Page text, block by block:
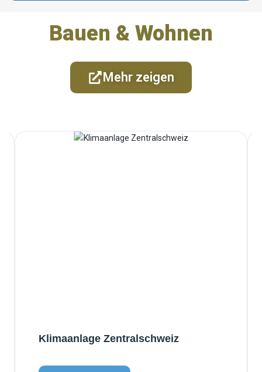
Bauen & Wohnen
Mehr zeigen
Klimaanlage Zentralschweiz